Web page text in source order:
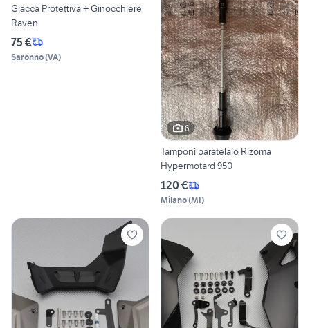
Giacca Protettiva + Ginocchiere
Raven
75 €
Saronno(VA)
6
Tamponi paratelaio Rizoma
Hypermotard 950
120 €
Milano(MI)